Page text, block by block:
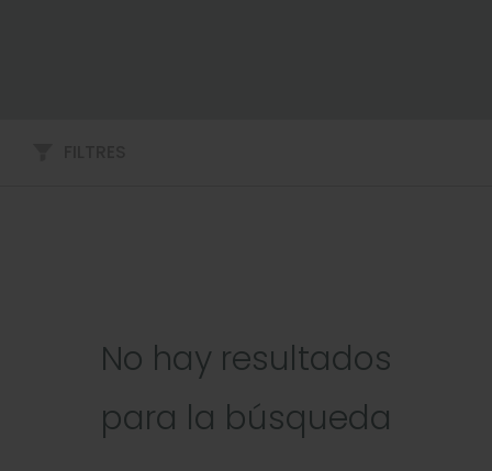
No hay resultados
para la búsqueda